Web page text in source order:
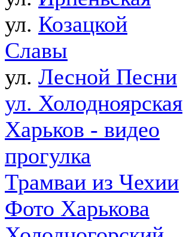
ул. Козацкой
Славы
ул. Лесной Песни
ул. Холодноярская
Харьков - видео
прогулка
Трамваи из Чехии
Фото Харькова